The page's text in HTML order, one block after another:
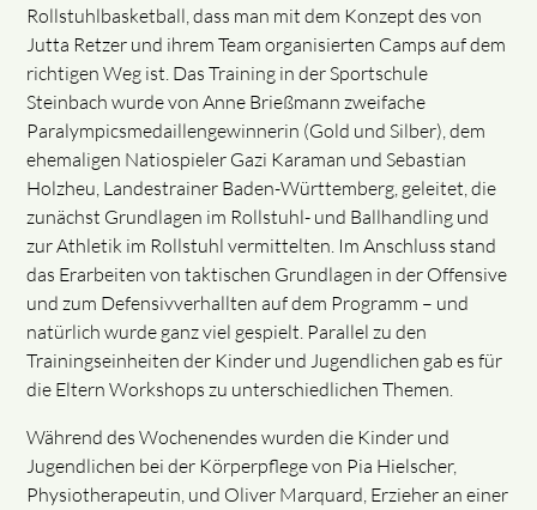
Rollstuhlbasketball, dass man mit dem Konzept des von
Jutta Retzer und ihrem Team organisierten Camps auf dem
richtigen Weg ist. Das Training in der Sportschule
Steinbach wurde von Anne Brießmann zweifache
Paralympicsmedaillengewinnerin (Gold und Silber), dem
ehemaligen Natiospieler Gazi Karaman und Sebastian
Holzheu, Landestrainer Baden-Württemberg, geleitet, die
zunächst Grundlagen im Rollstuhl- und Ballhandling und
zur Athletik im Rollstuhl vermittelten. Im Anschluss stand
das Erarbeiten von taktischen Grundlagen in der Offensive
und zum Defensivverhallten auf dem Programm – und
natürlich wurde ganz viel gespielt. Parallel zu den
Trainingseinheiten der Kinder und Jugendlichen gab es für
die Eltern Workshops zu unterschiedlichen Themen.
Während des Wochenendes wurden die Kinder und
Jugendlichen bei der Körperpflege von Pia Hielscher,
Physiotherapeutin, und Oliver Marquard, Erzieher an einer